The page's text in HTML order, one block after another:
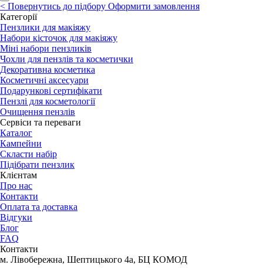
< Повернутись до підбору Оформити замовлення
Категорії
Пензлики для макіяжу
Набори кісточок для макіяжу
Міні набори пензликів
Чохли для пензлів та косметички
Декоративна косметика
Косметичні аксесуари
Подарункові сертифікати
Пензлі для косметології
Очищення пензлів
Сервіси та переваги
Каталог
Кампейни
Скласти набір
Підібрати пензлик
Клієнтам
Про нас
Контакти
Оплата та доставка
Відгуки
Блог
FAQ
Контакти
м. Лівобережна, Шептицького 4а, БЦ КОМОД